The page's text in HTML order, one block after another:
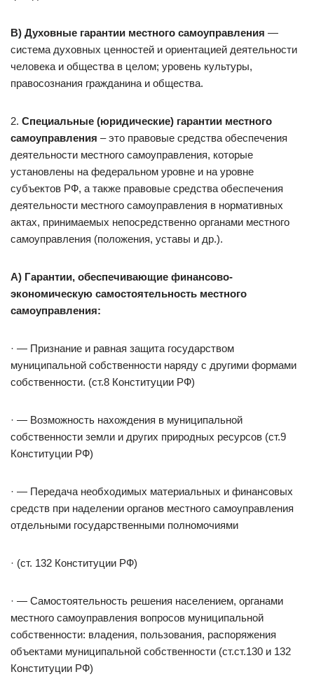
В) Духовные гарантии местного самоуправления —
система духовных ценностей и ориентацией деятельности
человека и общества в целом; уровень культуры,
правосознания гражданина и общества.
2. Специальные (юридические) гарантии местного
самоуправления – это правовые средства обеспечения
деятельности местного самоуправления, которые
установлены на федеральном уровне и на уровне
субъектов РФ, а также правовые средства обеспечения
деятельности местного самоуправления в нормативных
актах, принимаемых непосредственно органами местного
самоуправления (положения, уставы и др.).
А) Гарантии, обеспечивающие финансово-
экономическую самостоятельность местного
самоуправления:
· — Признание и равная защита государством
муниципальной собственности наряду с другими формами
собственности. (ст.8 Конституции РФ)
· — Возможность нахождения в муниципальной
собственности земли и других природных ресурсов (ст.9
Конституции РФ)
· — Передача необходимых материальных и финансовых
средств при наделении органов местного самоуправления
отдельными государственными полномочиями
· (ст. 132 Конституции РФ)
· — Самостоятельность решения населением, органами
местного самоуправления вопросов муниципальной
собственности: владения, пользования, распоряжения
объектами муниципальной собственности (ст.ст.130 и 132
Конституции РФ)